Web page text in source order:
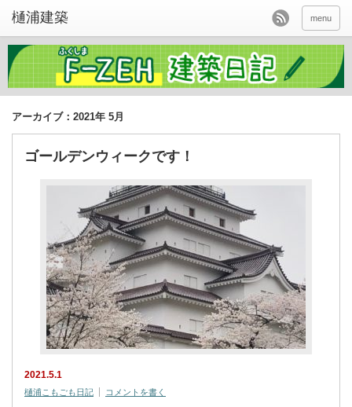
menu
アーカイブ：2021年 5月
ゴールデンウィークです！
2021.5.1
樋浦こもごも日記 コメントを書く